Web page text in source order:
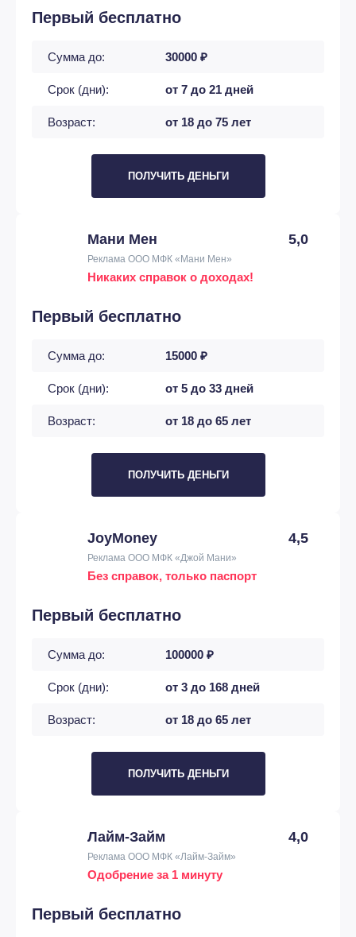
Первый бесплатно
Сумма до: 30000 ₽
Срок (дни): от 7 до 21 дней
Возраст: от 18 до 75 лет
ПОЛУЧИТЬ ДЕНЬГИ
Мани Мен 5,0
Реклама ООО МФК «Мани Мен»
Никаких справок о доходах!
Первый бесплатно
Сумма до: 15000 ₽
Срок (дни): от 5 до 33 дней
Возраст: от 18 до 65 лет
ПОЛУЧИТЬ ДЕНЬГИ
JoyMoney 4,5
Реклама ООО МФК «Джой Мани»
Без справок, только паспорт
Первый бесплатно
Сумма до: 100000 ₽
Срок (дни): от 3 до 168 дней
Возраст: от 18 до 65 лет
ПОЛУЧИТЬ ДЕНЬГИ
Лайм-Займ 4,0
Реклама ООО МФК «Лайм-Займ»
Одобрение за 1 минуту
Первый бесплатно